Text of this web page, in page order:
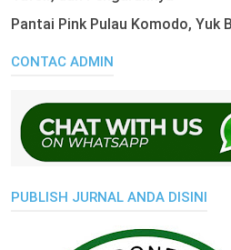
Pantai Pink Pulau Komodo, Yuk
CONTAC ADMIN
PUBLISH JURNAL ANDA DISINI